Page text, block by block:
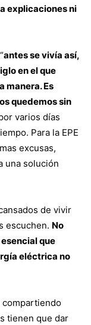
explicaciones ni
antes se vivía así,
en el que
manera. Es
quedemos sin
varios días
Para la EPE
excusas,
una solución
de vivir
escuchen. No
que
eléctrica no
compartiendo
tienen que dar